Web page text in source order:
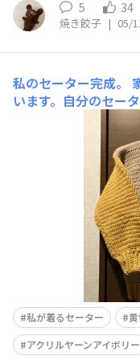
5 34
焼き餃子 | 05/
私のセーター完成。
います。自分のセー
今年中には編むのが
った😆割と太めの袖
用毛糸アクリルヤー
た。アイボリーで本
私が着るセーター
アクリルヤーンアイボリー